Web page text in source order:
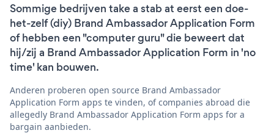
Sommige bedrijven take a stab at eerst een doe-
het-zelf (diy) Brand Ambassador Application Form
of hebben een "computer guru" die beweert dat
hij/zij a Brand Ambassador Application Form in 'no
time' kan bouwen.
Anderen proberen open source Brand Ambassador
Application Form apps te vinden, of companies abroad die
allegedly Brand Ambassador Application Form apps for a
bargain aanbieden.